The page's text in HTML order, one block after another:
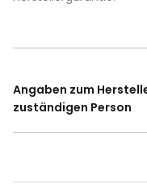
Angaben zum
zuständigen Person